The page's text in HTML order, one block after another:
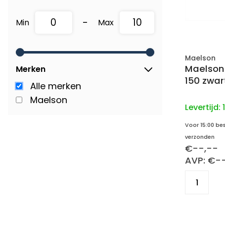
Min - Max
Merken
Alle merken
Maelson
Maelson
150
Levertijd:
Voor 15:00
verzonden
€--,--
AVP: